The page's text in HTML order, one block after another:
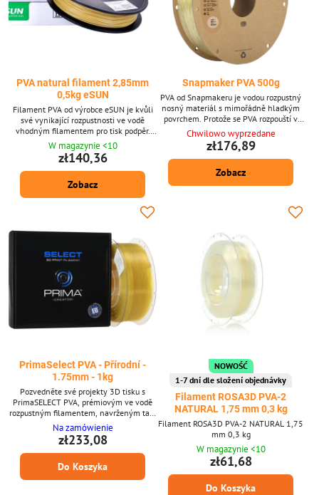
PVA natural filament 2,85mm
0,5kg eSUN
Filament PVA od výrobce eSUN je kvůli
své vynikající rozpustnosti ve vodě
vhodným filamentem pro tisk podpěr.
PVA lze rozpustit ve vodě o teplotě 21°C
již za pár hodin, pro rychlejší odstranění
je dobré teplotu vody zvýšit.
W magazynie <10
zł140,36
Zobacz
Snapmaker PVA 500g
PVA od Snapmakeru je vodou rozpustný
nosný materiál s mimořádně hladkým
povrchem. Protože se PVA rozpouští v
běžné vodě z kohoutku, lze jej použít jako
vynikající podpůrný materiál při tisku
vysoce složitých geometrií nebo dutých
designů. Přednosti: - Nabízí naprostou
svobodu designu a polohování - Ultra
hladký povrch - Rozpouští se v běžné
Chwilowo wyprzedane
zł176,89
Zobacz
PrimaSelect PVA - Přírodní -
1.75mm - 1kg
Pozvedněte své projekty 3D tisku s
PrimaSELECT PVA, prémiovým ve vodě
rozpustným filamentem, navrženým tak,
aby vaše komplexní tisky byly snazší a
efektivnější. PrimaSELECT PVA je vaše
ideální řešení pro vytváření složitých
modelů s převisy, vnitřními strukturami a
dalšími náročnými geometriemi, které
vyžadují podpůrný materiál. Hlavní
Na zamówienie
zł233,08
Do Koszyka
NOWOŚĆ
1-7 dní dle složení objednávky
Filament ROSA3D PVA-2
NATURAL 1,75 mm 0,3 kg
Filament ROSA3D PVA-2 NATURAL 1,75
mm 0,3 kg
W magazynie <10
zł61,68
Do Koszyka